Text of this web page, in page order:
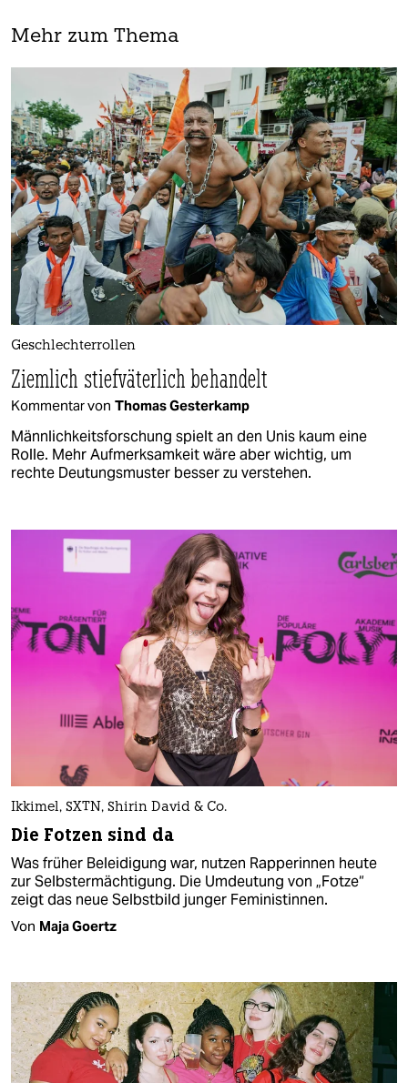
Mehr zum Thema
Geschlechterrollen
Ziemlich stiefväterlich behandelt
Kommentar von Thomas Gesterkamp
Männlichkeitsforschung spielt an den Unis kaum eine
Rolle. Mehr Aufmerksamkeit wäre aber wichtig, um
rechte Deutungsmuster besser zu verstehen.
Ikkimel, SXTN, Shirin David & Co.
Die Fotzen sind da
Was früher Beleidigung war, nutzen Rapperinnen heute
zur Selbstermächtigung. Die Umdeutung von „Fotze“
zeigt das neue Selbstbild junger Feministinnen.
Von Maja Goertz